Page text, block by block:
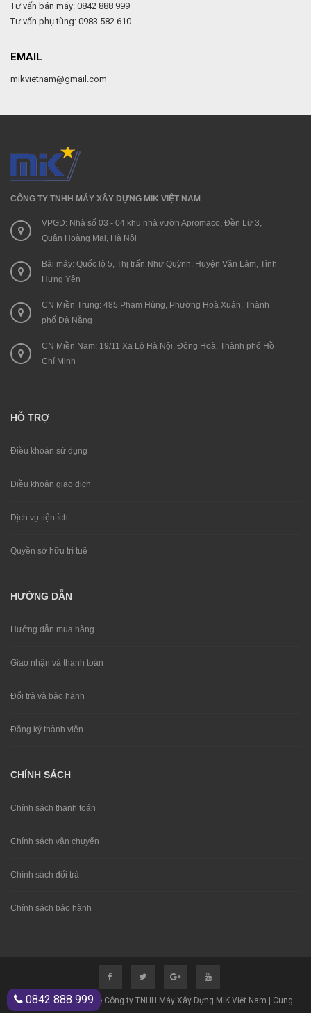
Tư vấn bán máy: 0842 888 999
Tư vấn phụ tùng: 0983 582 610
EMAIL
mikvietnam@gmail.com
CÔNG TY TNHH MÁY XÂY DỰNG MIK VIỆT NAM
VPGD: Nhà số 03 - 04 khu nhà vườn Apromaco, Đền Lừ 3,
Quận Hoàng Mai, Hà Nội
Bãi máy: Quốc lộ 5, Thị trấn Như Quỳnh, Huyện Văn Lâm, Tỉnh
Hưng Yên
CN Miền Trung: 485 Phạm Hùng, Phường Hoà Xuân, Thành
phố Đà Nẵng
CN Miền Nam: 19/11 Xa Lộ Hà Nội, Đông Hoà, Thành phố Hồ
Chí Minh
HỖ TRỢ
Điều khoản sử dụng
Điều khoản giao dịch
Dịch vụ tiện ích
Quyền sở hữu trí tuệ
HƯỚNG DẪN
Hướng dẫn mua hàng
Giao nhận và thanh toán
Đổi trả và bảo hành
Đăng ký thành viên
CHÍNH SÁCH
Chính sách thanh toán
Chính sách vận chuyển
Chính sách đổi trả
Chính sách bảo hành
© Bản quyền thuộc về Công ty TNHH Máy Xây Dựng MIK Việt Nam | Cung
0842 888 999